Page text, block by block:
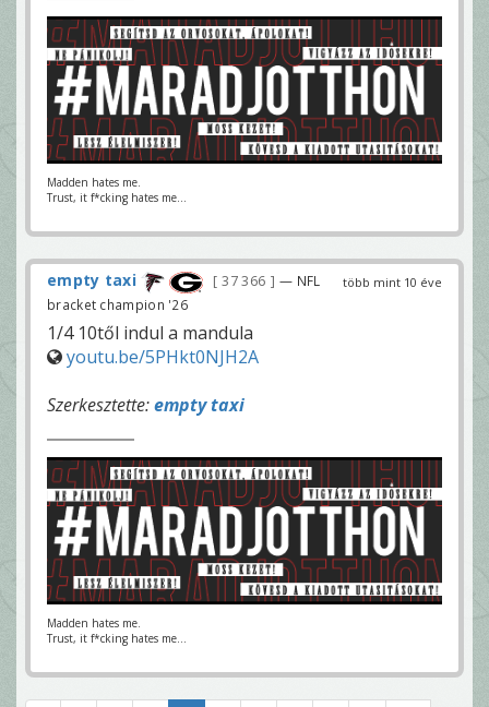
Madden hates me.
Trust, it f*cking hates me...
több mint 10 éve
empty taxi 37 366
— NFL
bracket champion '26
1/4 10től indul a mandula
youtu.be/5PHkt0NJH2A
Szerkesztette:empty taxi
Madden hates me.
Trust, it f*cking hates me...